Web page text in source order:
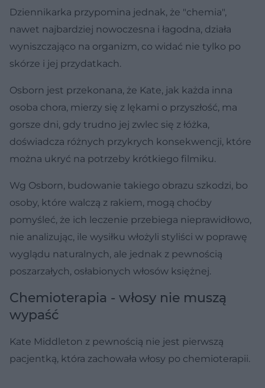
Dziennikarka przypomina jednak, że "chemia",
nawet najbardziej nowoczesna i łagodna, działa
wyniszczająco na organizm, co widać nie tylko po
skórze i jej przydatkach.
Osborn jest przekonana, że Kate, jak każda inna
osoba chora, mierzy się z lękami o przyszłość, ma
gorsze dni, gdy trudno jej zwlec się z łóżka,
doświadcza różnych przykrych konsekwencji, które
można ukryć na potrzeby krótkiego filmiku.
Wg Osborn, budowanie takiego obrazu szkodzi, bo
osoby, które walczą z rakiem, mogą choćby
pomyśleć, że ich leczenie przebiega nieprawidłowo,
nie analizując, ile wysiłku włożyli styliści w poprawę
wyglądu naturalnych, ale jednak z pewnością
poszarzałych, osłabionych włosów księżnej.
Chemioterapia - włosy nie muszą
wypaść
Kate Middleton z pewnością nie jest pierwszą
pacjentką, która zachowała włosy po chemioterapii.